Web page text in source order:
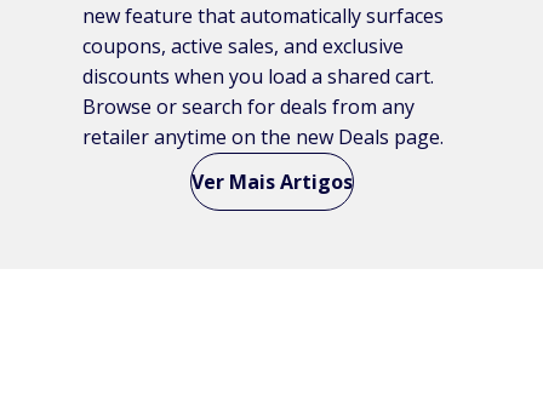
new feature that automatically surfaces
coupons, active sales, and exclusive
discounts when you load a shared cart.
Browse or search for deals from any
retailer anytime on the new Deals page.
Ver Mais Artigos